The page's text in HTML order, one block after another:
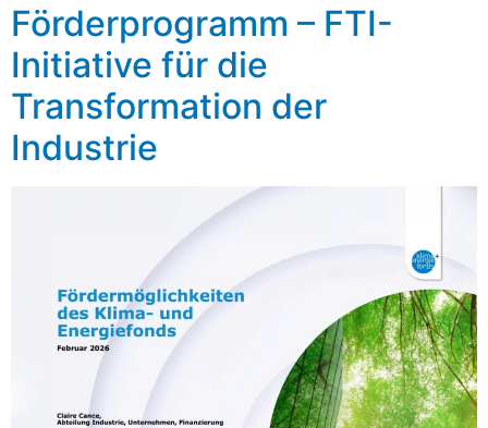
Förderprogramm – FTI-
Initiative für die
Transformation der
Industrie